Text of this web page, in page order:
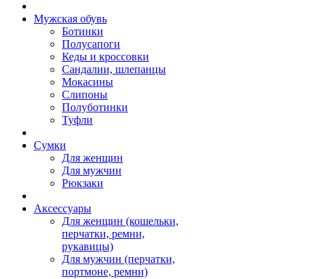
Мужская обувь
Ботинки
Полусапоги
Кеды и кроссовки
Сандалии, шлепанцы
Мокасины
Слипоны
Полуботинки
Туфли
Сумки
Для женщин
Для мужчин
Рюкзаки
Аксессуары
Для женщин (кошельки,
перчатки, ремни,
рукавицы)
Для мужчин (перчатки,
портмоне, ремни)